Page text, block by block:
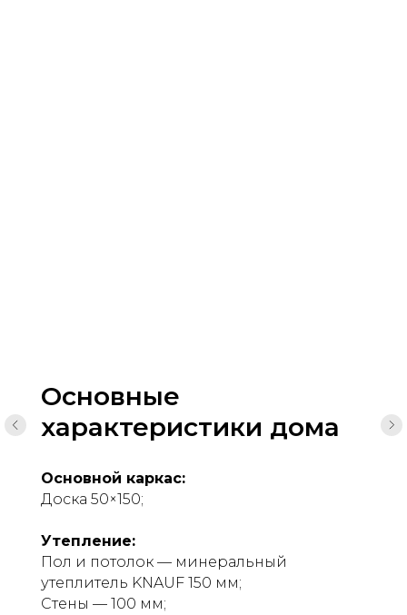
Основные
характеристики дома
Основной каркас:
Доска 50×150;
Утепление:
Пол и потолок — минеральный
утеплитель KNAUF 150 мм;
Стены — 100 мм;